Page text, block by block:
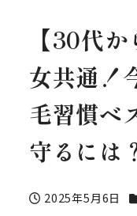
【30代
女共通！
毛習慣ベ
守るには
投稿日
2025年5月6日